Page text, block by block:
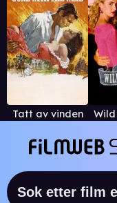
Tatt av vinden